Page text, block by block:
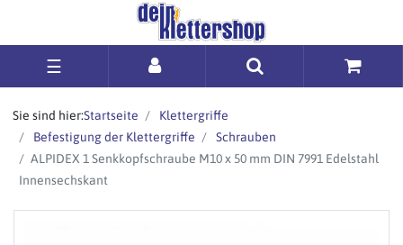
☰
Sie sind hier:Startseite
Klettergriffe
Befestigung der Klettergriffe
Schrauben
ALPIDEX 1 Senkkopfschraube M10 x 50 mm DIN 7991 Edelstahl
Innensechskant